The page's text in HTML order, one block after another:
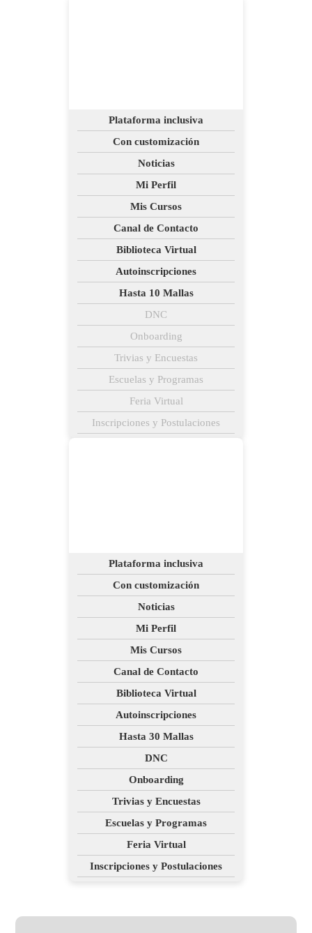
Plataforma inclusiva
Con customización
Noticias
Mi Perfil
Mis Cursos
Canal de Contacto
Biblioteca Virtual
Autoinscripciones
Hasta 10 Mallas
DNC
Onboarding
Trivias y Encuestas
Escuelas y Programas
Feria Virtual
Inscripciones y Postulaciones
Plataforma inclusiva
Con customización
Noticias
Mi Perfil
Mis Cursos
Canal de Contacto
Biblioteca Virtual
Autoinscripciones
Hasta 30 Mallas
DNC
Onboarding
Trivias y Encuestas
Escuelas y Programas
Feria Virtual
Inscripciones y Postulaciones